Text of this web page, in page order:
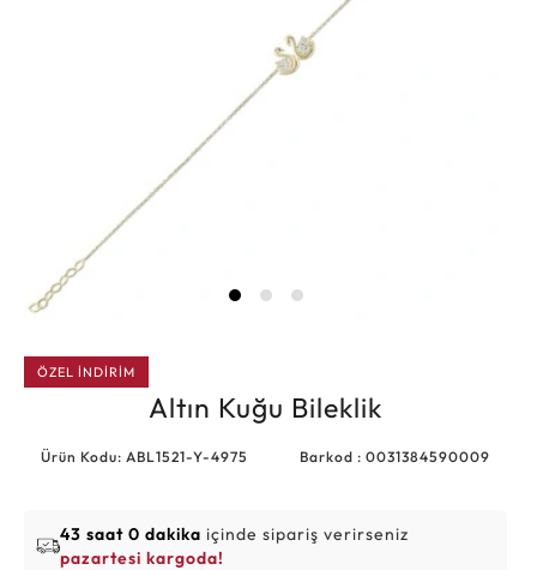
ÖZEL İNDİRİM
Altın Kuğu Bileklik
Ürün Kodu: ABL1521-Y-4975 Barkod : 0031384590009
43 saat 0 dakika içinde sipariş verirseniz
pazartesi kargoda!